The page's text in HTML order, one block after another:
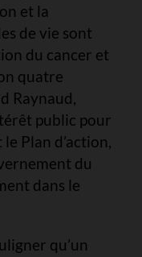
et la
de vie sont
du cancer et
quatre
Raynaud,
public pour
Plan d’action,
du
dans le
qu’un